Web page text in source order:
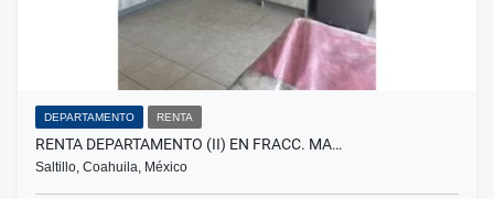
DEPARTAMENTO RENTA
RENTA DEPARTAMENTO (II) EN FRACC. MA…
Saltillo, Coahuila, México